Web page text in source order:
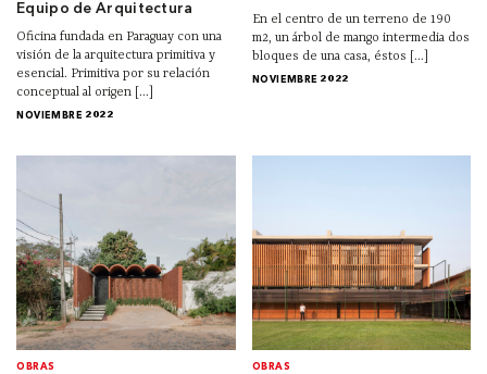
Equipo de Arquitectura
Oficina fundada en Paraguay con una
visión de la arquitectura primitiva y
esencial. Primitiva por su relación
conceptual al origen [...]
NOVIEMBRE 2022
En el centro de un terreno de 190
m2, un árbol de mango intermedia dos
bloques de una casa, éstos [...]
NOVIEMBRE 2022
OBRAS OBRAS